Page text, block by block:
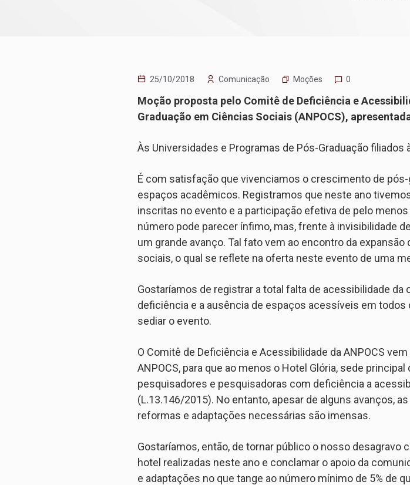
25/10/2018 Comunicação Moções 0
Moção proposta pelo Comitê de Deficiência e
Graduação em Ciências Sociais (ANPOCS),
Às Universidades e Programas de Pós-Graduação filiados
É com satisfação que vivenciamos o crescimento de
espaços acadêmicos. Registramos que neste ano
inscritas no evento e a participação efetiva de pelo
número pode parecer ínfimo, mas, frente à invisibilidade
um grande avanço. Tal fato vem ao encontro da
sociais, o qual se reflete na oferta neste evento de uma
Gostaríamos de registrar a total falta de acessibilidade
deficiência e a ausência de espaços acessíveis em
sediar o evento.
O Comitê de Deficiência e Acessibilidade da ANPOCS
ANPOCS, para que ao menos o Hotel Glória, sede
pesquisadores e pesquisadoras com deficiência a
(L.13.146/2015). No entanto, apesar de alguns avanços,
reformas e adaptações necessárias são imensas.
Gostaríamos, então, de tornar público o nosso
hotel realizadas neste ano e conclamar o apoio da
e adaptações no que tange ao número mínimo de 5% de